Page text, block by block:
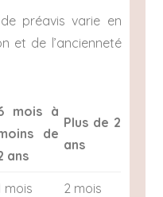
préavis varie en
et de l’ancienneté
mois à
de
ans
Plus de 2
ans
mois 2 mois